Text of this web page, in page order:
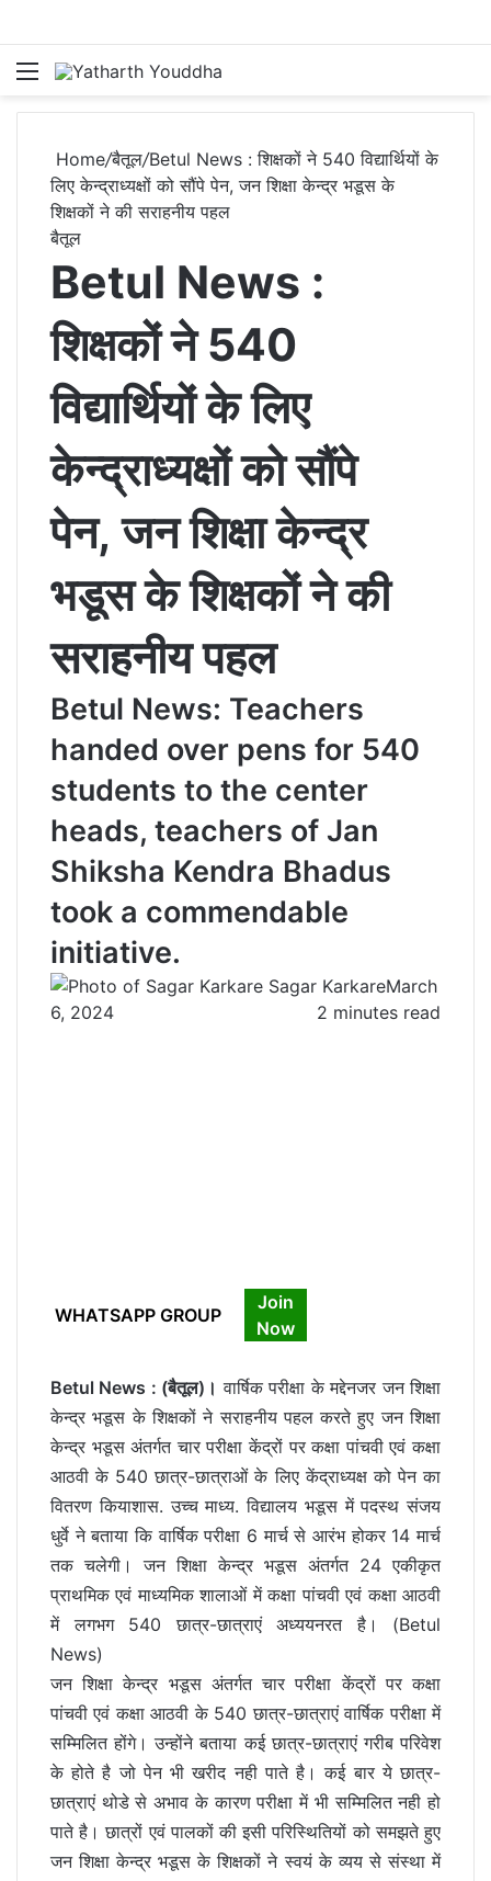
Menu
Home/बैतूल/Betul News : शिक्षकों ने 540 विद्यार्थियों के
लिए केन्द्राध्यक्षों को सौंपे पेन, जन शिक्षा केन्द्र भडूस के
शिक्षकों ने की सराहनीय पहल
बैतूल
Betul News :
शिक्षकों ने 540
विद्यार्थियों के लिए
केन्द्राध्यक्षों को सौंपे
पेन, जन शिक्षा केन्द्र
भडूस के शिक्षकों ने की
सराहनीय पहल
Betul News: Teachers
handed over pens for 540
students to the center
heads, teachers of Jan
Shiksha Kendra Bhadus
took a commendable
initiative.
Sagar KarkareMarch
6, 2024
2 minutes read
WHATSAPP GROUP
Join
Now
Betul News : (बैतूल)। वार्षिक परीक्षा के मद्देनजर जन शिक्षा
केन्द्र भडूस के शिक्षकों ने सराहनीय पहल करते हुए जन शिक्षा
केन्द्र भडूस अंतर्गत चार परीक्षा केंद्रों पर कक्षा पांचवी एवं कक्षा
आठवी के 540 छात्र-छात्राओं के लिए केंद्राध्यक्ष को पेन का
वितरण कियाशास. उच्च माध्य. विद्यालय भडूस में पदस्थ संजय
धुर्वे ने बताया कि वार्षिक परीक्षा 6 मार्च से आरंभ होकर 14 मार्च
तक चलेगी। जन शिक्षा केन्द्र भडूस अंतर्गत 24 एकीकृत
प्राथमिक एवं माध्यमिक शालाओं में कक्षा पांचवी एवं कक्षा आठवी
में लगभग 540 छात्र-छात्राएं अध्ययनरत है। (Betul
News)
जन शिक्षा केन्द्र भडूस अंतर्गत चार परीक्षा केंद्रों पर कक्षा
पांचवी एवं कक्षा आठवी के 540 छात्र-छात्राएं वार्षिक परीक्षा में
सम्मिलित होंगे। उन्होंने बताया कई छात्र-छात्राएं गरीब परिवेश
के होते है जो पेन भी खरीद नही पाते है। कई बार ये छात्र-
छात्राएं थोडे से अभाव के कारण परीक्षा में भी सम्मिलित नही हो
पाते है। छात्रों एवं पालकों की इसी परिस्थितियों को समझते हुए
जन शिक्षा केन्द्र भडूस के शिक्षकों ने स्वयं के व्यय से संस्था में